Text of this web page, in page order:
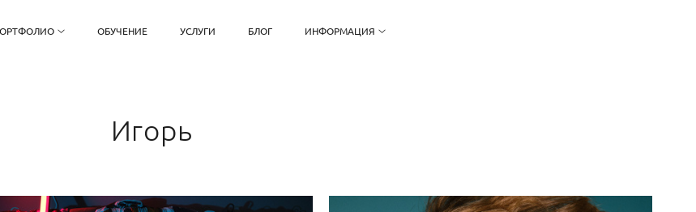
ОБУЧЕНИЕ УСЛУГИ БЛОГ ИНФОРМАЦИЯ
Игорь